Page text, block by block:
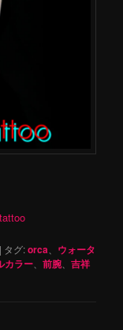
| タグ:orca
ウォータ
カラー 、前腕 、吉祥